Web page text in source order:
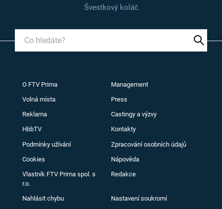
Švestkový koláč
O FTV Prima Management
Volná místa Press
Reklama Castingy a výzvy
HbbTV Kontakty
Podmínky užívání Zpracování osobních údajů
Cookies Nápověda
Vlastník FTV Prima spol. s
r.o.
Redakce
Nahlásit chybu Nastavení soukromí